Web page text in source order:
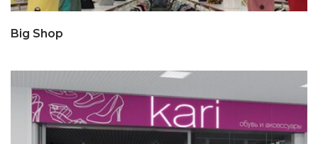
Big Shop